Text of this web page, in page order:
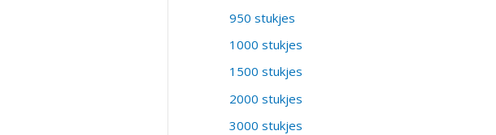
950 stukjes
1000 stukjes
1500 stukjes
2000 stukjes
3000 stukjes